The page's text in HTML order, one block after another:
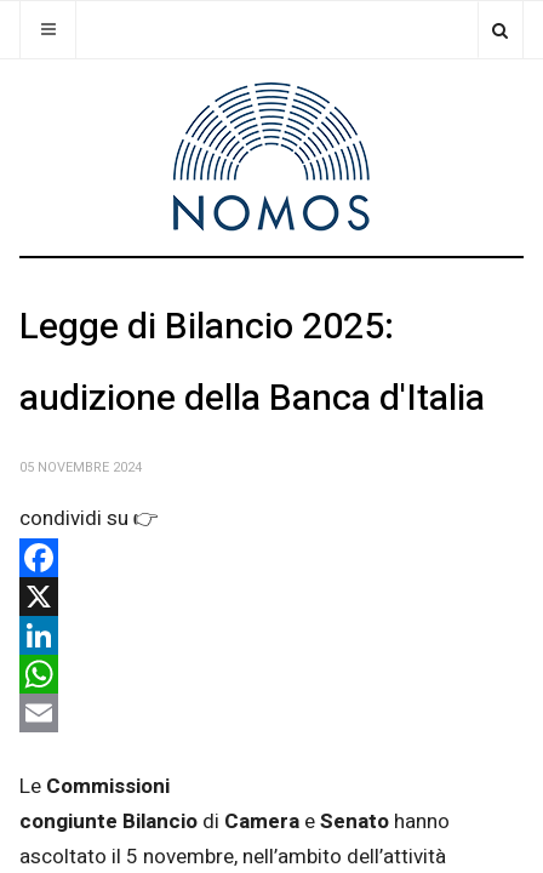
Legge di Bilancio 2025:
audizione della Banca d'Italia
05 NOVEMBRE 2024
Facebook
X
LinkedIn
WhatsApp
Le Commissioni
congiunte Bilancio di Camera eSenato hanno
ascoltato il 5 novembre, nell’ambito dell’attività